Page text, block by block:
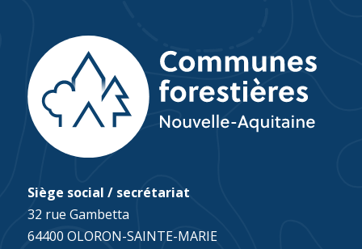
Siège social / secrétariat
32 rue Gambetta
64400 OLORON-SAINTE-MARIE